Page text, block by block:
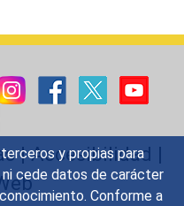
y propias para
cede datos de carácter
Conforme a
|Accesibilidad |